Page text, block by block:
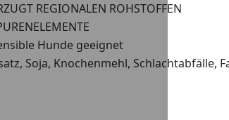
REGIONALEN ROHSTOFFEN
Hunde geeignet
Soja, Knochenmehl,